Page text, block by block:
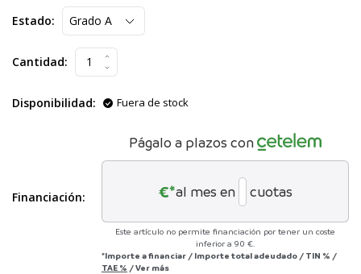
Estado:
Cantidad:
Disponibilidad: Fuera de stock
Financiación:
Págalo a plazos con
€*al mes en cuotas
Este artículo no permite financiación por tener un coste
inferior a 90 €.
*Importe a financiar / Importe total adeudado / TIN % /
TAE % /Ver más